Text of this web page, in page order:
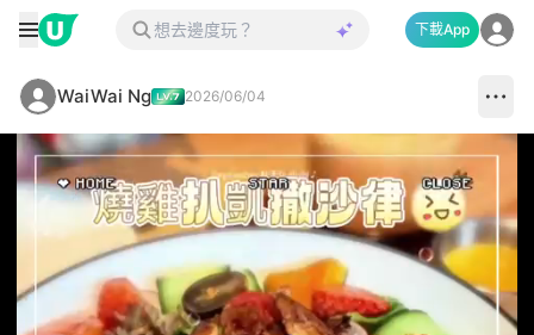
下載App
WaiWai Ng 2026/06/04